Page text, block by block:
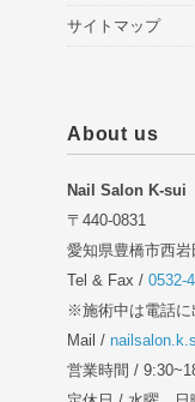
サイトマップ
About us
Nail Salon K-sui
〒440-0831
愛知県豊橋市西岩
Tel & Fax / 0532-
※施術中は電話に
Mail /
営業時間 /